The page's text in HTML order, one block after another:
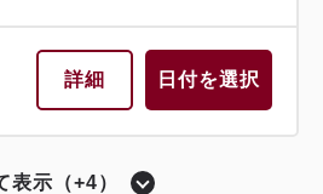
大人1名1室
22,800円~
詳細 日付を選択
表示（+4）